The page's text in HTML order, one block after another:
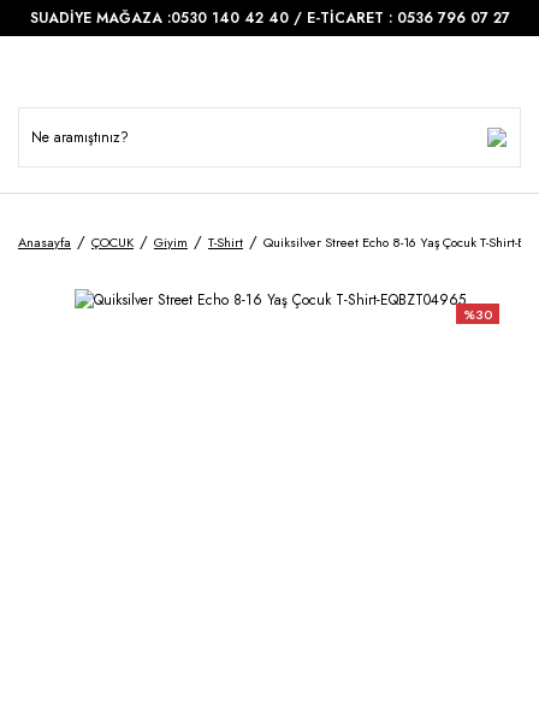
SUADİYE MAĞAZA :0530 140 42 40 / E-TİCARET : 0536 796 07 27
Anasayfa ÇOCUK Giyim T-Shirt Quiksilver Street Echo 8-16 Yaş Çocuk T-Shirt-
%30